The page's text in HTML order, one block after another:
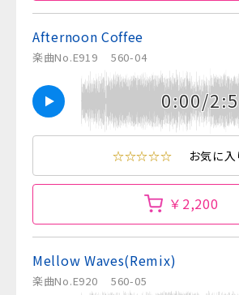
Afternoon Coffee
楽曲No.E919 560-04
0:00/
☆☆☆☆☆ お気に入
￥2,200
Mellow Waves(Remix)
楽曲No.E920 560-05